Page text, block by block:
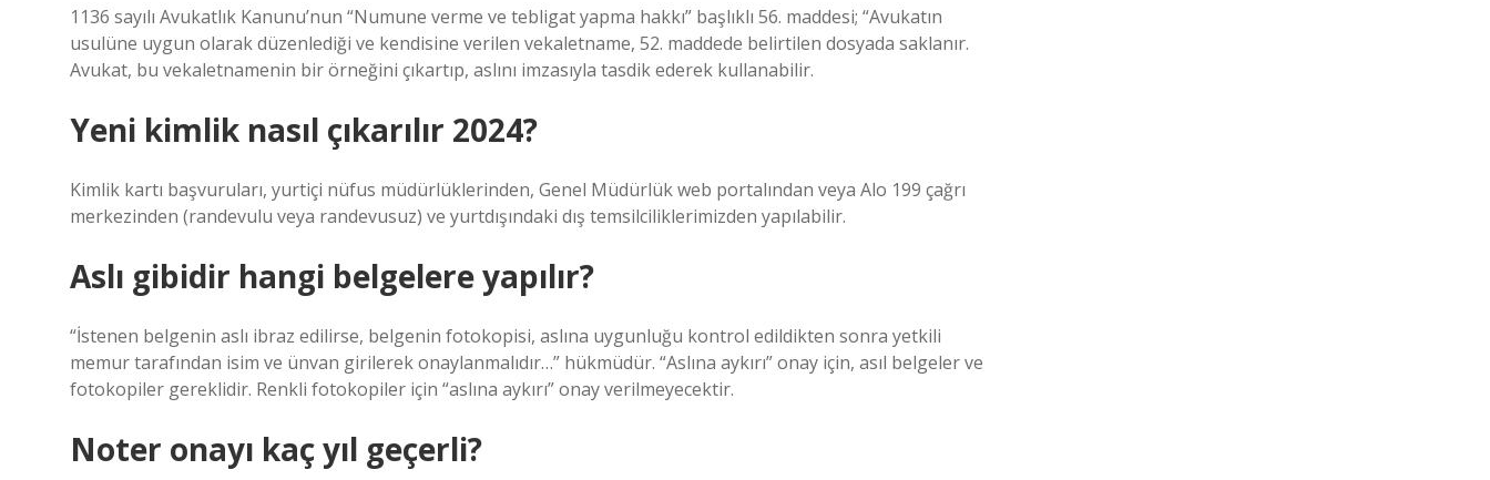
1136 sayılı Avukatlık Kanunu’nun “Numune verme ve tebligat yapma hakkı” başlıklı 56. maddesi; “Avukatın
usulüne uygun olarak düzenlediği ve kendisine verilen vekaletname, 52. maddede belirtilen dosyada saklanır.
Avukat, bu vekaletnamenin bir örneğini çıkartıp, aslını imzasıyla tasdik ederek kullanabilir.
Yeni kimlik nasıl çıkarılır 2024?
Kimlik kartı başvuruları, yurtiçi nüfus müdürlüklerinden, Genel Müdürlük web portalından veya Alo 199 çağrı
merkezinden (randevulu veya randevusuz) ve yurtdışındaki dış temsilciliklerimizden yapılabilir.
Aslı gibidir hangi belgelere yapılır?
“İstenen belgenin aslı ibraz edilirse, belgenin fotokopisi, aslına uygunluğu kontrol edildikten sonra yetkili
memur tarafından isim ve ünvan girilerek onaylanmalıdır…” hükmüdür. “Aslına aykırı” onay için, asıl belgeler ve
fotokopiler gereklidir. Renkli fotokopiler için “aslına aykırı” onay verilmeyecektir.
Noter onayı kaç yıl geçerli?